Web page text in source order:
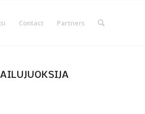
Contact Partners